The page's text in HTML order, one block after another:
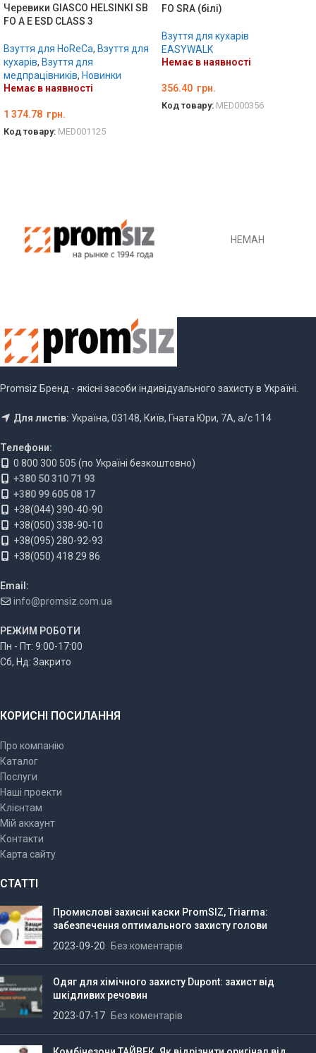
Черевики GIASCO HELSINKI SB
FO A E ESD CLASS 3
Взуття для HoReCa, Взуття для
кухарів, Взуття для
медпрацівників, Новинки
Немає в наявності
1 374.78 грн.
Код товару: MED001125
FO SRA (білі)
Взуття для кухарів
EASYWALK
Немає в наявності
356.40 грн.
Код товару: MED000356
НЕМАН
Promsiz Бренд - якісні засоби індивідуального захисту в Україні.
Для листів: Україна, 03148, Київ, Гната Юри, 7А, а/с 114
Телефони:
0 800 300 505 (по Україні безкоштовно)
+380 50 310 71 93
+380 99 605 08 17
+38(044) 390-40-90
+38(050) 338-90-10
+38(095) 280-92-93
+38(050) 418 29 86
Email:
info@promsiz.com.ua
РЕЖИМ РОБОТИ
Пн - Пт: 9:00-17:00
Сб, Нд: Закрито
КОРИСНІ ПОСИЛАННЯ
Про компанію
Каталог
Послуги
Наші проекти
Клієнтам
Мій аккаунт
Контакти
Карта сайту
СТАТТІ
Промислові захисні каски PromSIZ, Triarma:
забезпечення оптимального захисту голови
2023-09-20
Без коментарів
Одяг для хімічного захисту Dupont: захист від
шкідливих речовин
2023-07-17
Без коментарів